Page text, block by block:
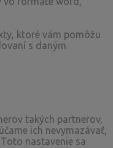
ktoré vám pomôžu
s daným
takých partnerov,
ich nevymazávať,
Toto nastavenie sa